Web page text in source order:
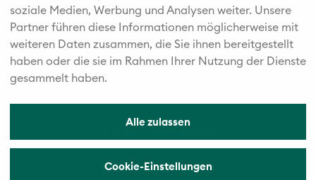
soziale Medien, Werbung und Analysen weiter. Unsere
Partner führen diese Informationen möglicherweise mit
weiteren Daten zusammen, die Sie ihnen bereitgestellt
haben oder die sie im Rahmen Ihrer Nutzung der Dienste
gesammelt haben.
Alle zulassen
Cookie-Einstellungen